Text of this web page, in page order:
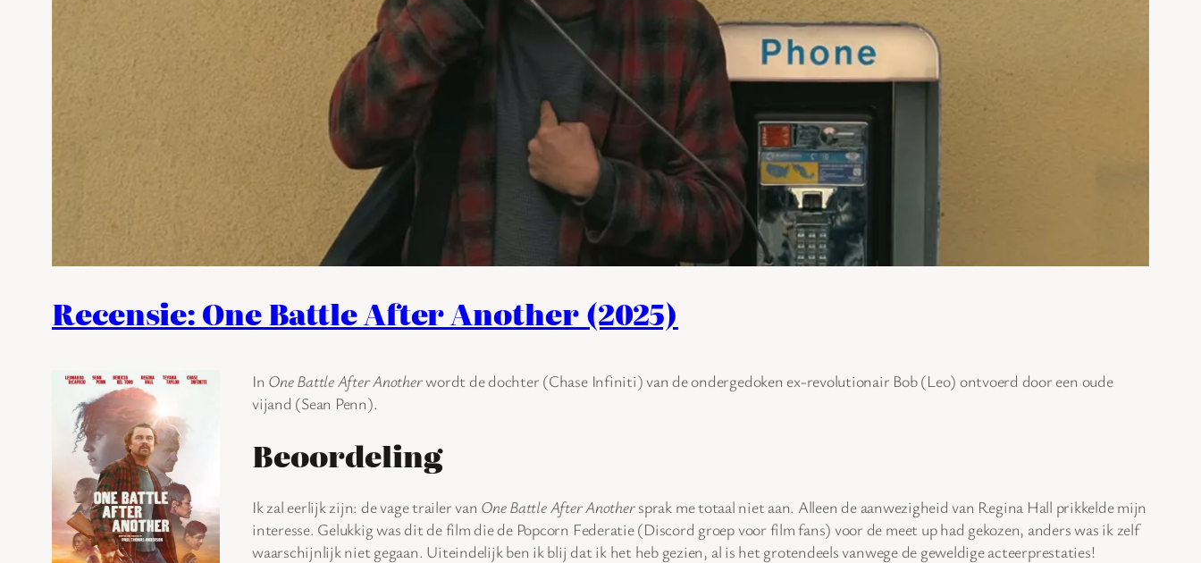
Recensie: One Battle After Another (2025)
In One Battle After Anotherwordt de dochter (Chase Infiniti) van de ondergedoken ex-revolutionair Bob (Leo) ontvoerd door een oude
vijand (Sean Penn).
Beoordeling
Ik zal eerlijk zijn: de vage trailer van One Battle After Anothersprak me totaal niet aan. Alleen de aanwezigheid van Regina Hall prikkelde mijn
interesse. Gelukkig was dit de film die de Popcorn Federatie (Discord groep voor film fans) voor de meet up had gekozen, anders was ik zelf
waarschijnlijk niet gegaan. Uiteindelijk ben ik blij dat ik het heb gezien, al is het grotendeels vanwege de geweldige acteerprestaties!